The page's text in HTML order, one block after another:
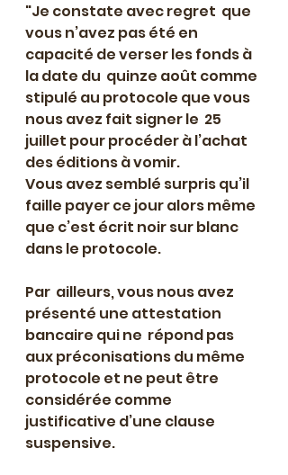
"Je constate avec regret  que
vous n’avez pas été en
capacité de verser les fonds à
la date du  quinze août comme
stipulé au protocole que vous
nous avez fait signer le  25
juillet pour procéder à l’achat
des éditions à vomir.
Vous avez semblé surpris qu’il
faille payer ce jour alors même
que c’est écrit noir sur blanc
dans le protocole.
Par  ailleurs, vous nous avez
présenté une attestation
bancaire qui ne  répond pas
aux préconisations du même
protocole et ne peut être
considérée comme
justificative d’une clause
suspensive.